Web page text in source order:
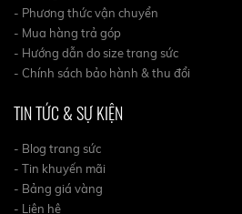
- Phương thức vận chuyển
- Mua hàng trả góp
- Hướng dẫn do size trang sức
- Chính sách bảo hành & thu đổi
TIN TỨC & SỰ KIỆN
- Blog trang sức
- Tin khuyến mãi
- Bảng giá vàng
- Liên hệ